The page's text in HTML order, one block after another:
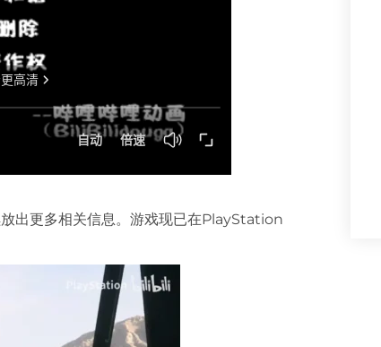
出更多相关信息。游戏现已在PlayStation